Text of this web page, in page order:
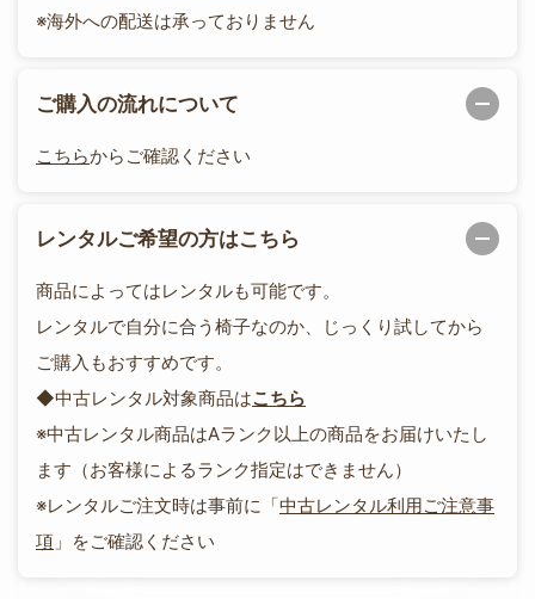
※海外への配送は承っておりません
ご購入の流れについて
こちらからご確認ください
レンタルご希望の方はこちら
商品によってはレンタルも可能です。
レンタルで自分に合う椅子なのか、じっくり試してから
ご購入もおすすめです。
◆中古レンタル対象商品はこちら
※中古レンタル商品はAランク以上の商品をお届けいたし
ます（お客様によるランク指定はできません）
※レンタルご注文時は事前に「中古レンタル利用ご注意事
項 」をご確認ください